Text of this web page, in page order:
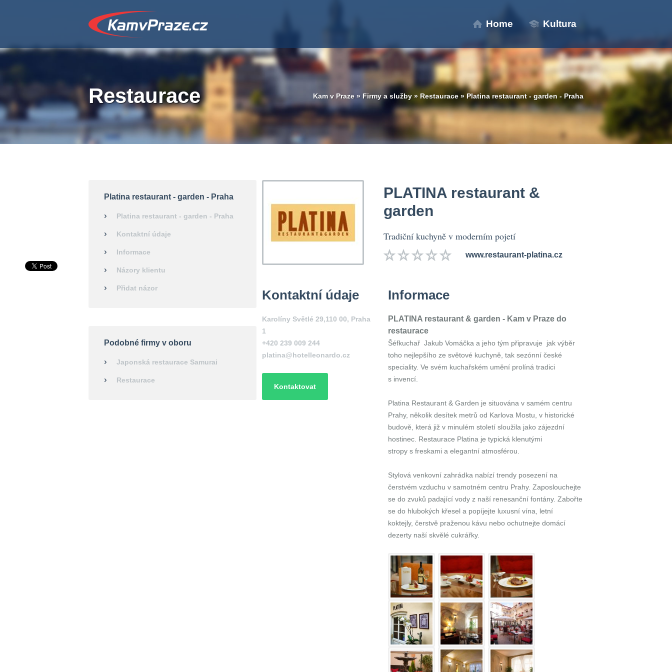
Home Kultura
Restaurace Kam v Praze » Firmy a služby » Restaurace » Platina restaurant - garden - Praha
Platina restaurant - garden - Praha
Platina restaurant - garden - Praha
Kontaktní údaje
Informace
Názory klientu
Přidat názor
Podobné firmy v oboru
Japonská restaurace Samurai
Restaurace
PLATINA restaurant &
garden
Tradiční kuchyně v moderním pojetí
www.restaurant-platina.cz
Kontaktní údaje
Karolíny Světlé 29,110 00, Praha
1
+420 239 009 244
platina@hotelleonardo.cz
Kontaktovat
Informace
PLATINA restaurant & garden - Kam v Praze do
restaurace
Šéfkuchař Jakub Vomáčka a jeho tým připravuje jak výběr
toho nejlepšího ze světové kuchyně, tak sezónní české
speciality. Ve svém kuchařském umění prolíná tradici
s invencí.
Platina Restaurant & Garden je situována v samém centru
Prahy, několik desítek metrů od Karlova Mostu, v historické
budově, která již v minulém století sloužila jako zájezdní
hostinec. Restaurace Platina je typická klenutými
stropy s freskami a elegantní atmosférou.
Stylová venkovní zahrádka nabízí trendy posezení na
čerstvém vzduchu v samotném centru Prahy. Zaposlouchejte
se do zvuků padající vody z naší renesanční fontány. Zabořte
se do hlubokých křesel a popíjejte luxusní vína, letní
koktejly, čerstvě praženou kávu nebo ochutnejte domácí
dezerty naší skvělé cukrářky.